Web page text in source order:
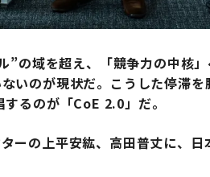
”の域を超え、「競争力の中核
いのが現状だ。こうした停滞
るのが「CoE 2.0」だ。
ーの上平安紘、高田普丈に、